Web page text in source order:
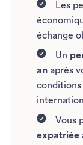
Les
échange
Un
an après
Vous
expatriée